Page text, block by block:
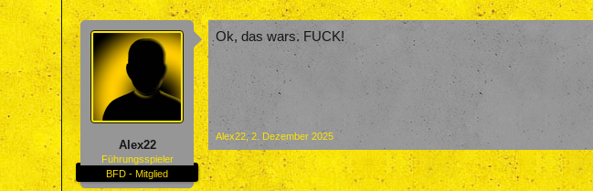
Alex22
Führungsspieler
BFD - Mitglied
Ok, das wars. FUCK!
Alex22, 2. Dezember 2025